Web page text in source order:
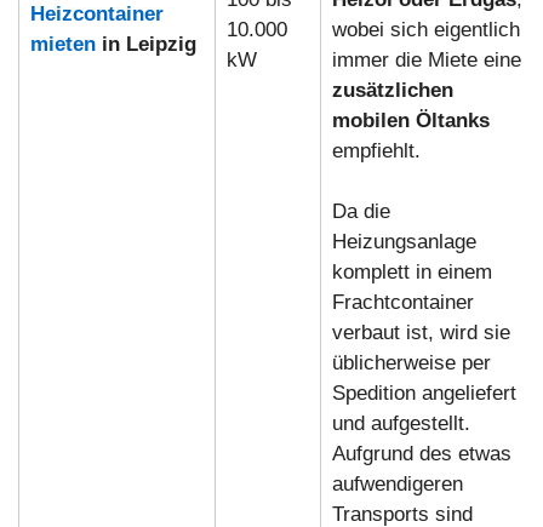
Heizcontainer
mietenin Leipzig
10.000
kW
wobei sich eigentlich
immer die Miete eine
zusätzlichen
mobilen Öltanks
empfiehlt.
Da die
Heizungsanlage
komplett in einem
Frachtcontainer
verbaut ist, wird sie
üblicherweise per
Spedition angeliefert
und aufgestellt.
Aufgrund des etwas
aufwendigeren
Transports sind